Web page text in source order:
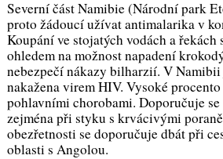
Severní část Namibie (Národní park
proto žádoucí užívat antimalarika v
Koupání ve stojatých vodách a řekách
ohledem na možnost napadení
nebezpečí nákazy bilharzií. V Namibii
nakažena virem HIV. Vysoké
pohlavními chorobami. Doporučuje
zejména při styku s krvácivými
obezřetnosti se doporučuje dbát při
oblasti s Angolou.